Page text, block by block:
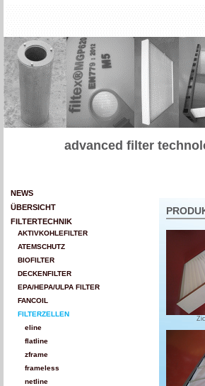
advanced filter
NEWS
ÜBERSICHT
FILTERTECHNIK
AKTIVKOHLEFILTER
ATEMSCHUTZ
BIOFILTER
DECKENFILTER
EPA/HEPA/ULPA FILTER
FANCOIL
FILTERZELLEN
eline
flatline
zframe
frameless
netline